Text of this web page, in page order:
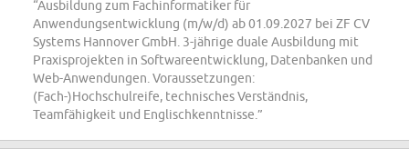
“Ausbildung zum Fachinformatiker für
Anwendungsentwicklung (m/w/d) ab 01.09.2027 bei ZF CV
Systems Hannover GmbH. 3-jährige duale Ausbildung mit
Praxisprojekten in Softwareentwicklung, Datenbanken und
Web-Anwendungen. Voraussetzungen:
(Fach-)Hochschulreife, technisches Verständnis,
Teamfähigkeit und Englischkenntnisse.”